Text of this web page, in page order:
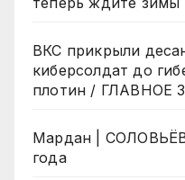
ВКС прикрыли
киберсолдат до
плотин / ГЛАВНОЕ
Мардан |
года